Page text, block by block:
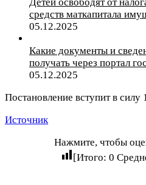
средств маткапитала
05.12.2025
Какие документы и
получать через портал
05.12.2025
Постановление вступит в силу
Источник
Нажмите, чтобы
[Итого: 0